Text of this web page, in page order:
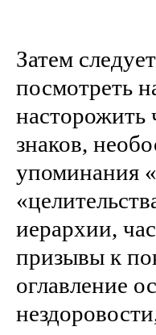
Затем
посмотреть
насторожить
знаков,
упоминания
иерархии,
призывы к
оглавление